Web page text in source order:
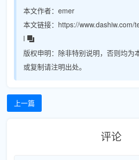
本文作者： emer
本文链接： https://www.dashiw.com/
l
版权申明： 除非特别说明，否则均为
或复制请注明出处。
上一篇
评论